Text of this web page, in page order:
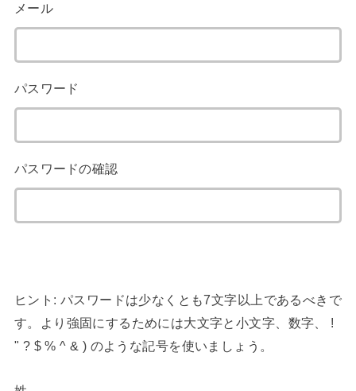
メール
パスワード
パスワードの確認
ヒント: パスワードは少なくとも7文字以上であるべきで
す。より強固にするためには大文字と小文字、数字、 !
" ? $ % ^ & ) のような記号を使いましょう。